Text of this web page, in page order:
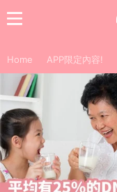
Home APP限定內容!